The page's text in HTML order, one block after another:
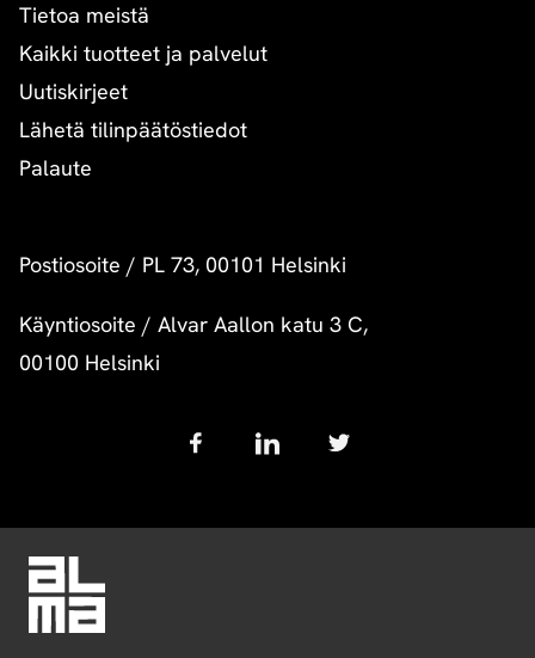
Tietoa meistä
Kaikki tuotteet ja palvelut
Uutiskirjeet
Lähetä tilinpäätöstiedot
Palaute
Postiosoite / PL 73, 00101 Helsinki
Käyntiosoite / Alvar Aallon katu 3 C,
00100 Helsinki